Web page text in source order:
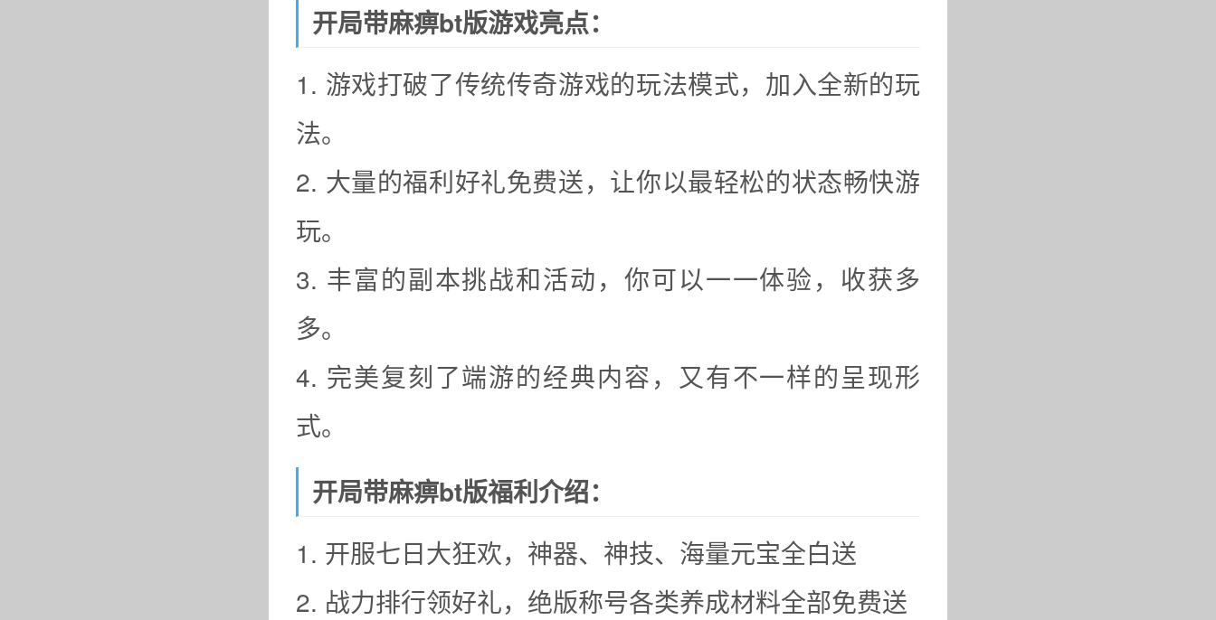
开局带麻痹bt版游戏亮点：
1. 游戏打破了传统传奇游戏的玩法模式，加入全新的玩
法。
2. 大量的福利好礼免费送，让你以最轻松的状态畅快游
玩。
3. 丰富的副本挑战和活动，你可以一一体验，收获多
多。
4. 完美复刻了端游的经典内容，又有不一样的呈现形
式。
开局带麻痹bt版福利介绍：
1. 开服七日大狂欢，神器、神技、海量元宝全白送
2. 战力排行领好礼，绝版称号各类养成材料全部免费送